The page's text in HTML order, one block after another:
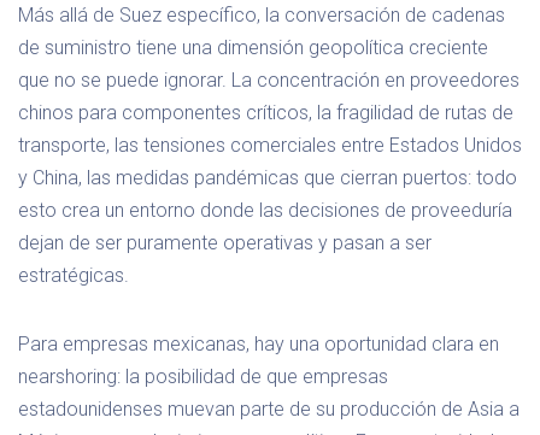
Más allá de Suez específico, la conversación de cadenas
de suministro tiene una dimensión geopolítica creciente
que no se puede ignorar. La concentración en proveedores
chinos para componentes críticos, la fragilidad de rutas de
transporte, las tensiones comerciales entre Estados Unidos
y China, las medidas pandémicas que cierran puertos: todo
esto crea un entorno donde las decisiones de proveeduría
dejan de ser puramente operativas y pasan a ser
estratégicas.
Para empresas mexicanas, hay una oportunidad clara en
nearshoring: la posibilidad de que empresas
estadounidenses muevan parte de su producción de Asia a